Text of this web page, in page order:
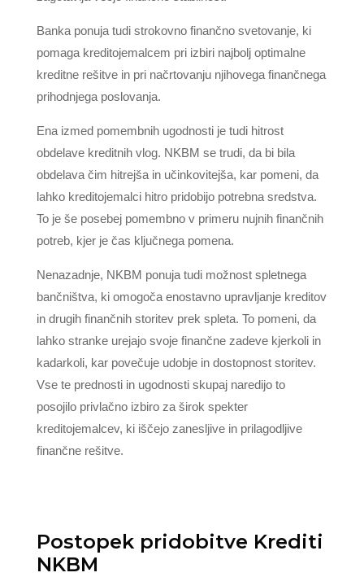
Banka ponuja tudi strokovno finančno svetovanje, ki
pomaga kreditojemalcem pri izbiri najbolj optimalne
kreditne rešitve in pri načrtovanju njihovega finančnega
prihodnjega poslovanja.
Ena izmed pomembnih ugodnosti je tudi hitrost
obdelave kreditnih vlog. NKBM se trudi, da bi bila
obdelava čim hitrejša in učinkovitejša, kar pomeni, da
lahko kreditojemalci hitro pridobijo potrebna sredstva.
To je še posebej pomembno v primeru nujnih finančnih
potreb, kjer je čas ključnega pomena.
Nenazadnje, NKBM ponuja tudi možnost spletnega
bančništva, ki omogoča enostavno upravljanje kreditov
in drugih finančnih storitev prek spleta. To pomeni, da
lahko stranke urejajo svoje finančne zadeve kjerkoli in
kadarkoli, kar povečuje udobje in dostopnost storitev.
Vse te prednosti in ugodnosti skupaj naredijo to
posojilo privlačno izbiro za širok spekter
kreditojemalcev, ki iščejo zanesljive in prilagodljive
finančne rešitve.
Postopek pridobitve Krediti
NKBM